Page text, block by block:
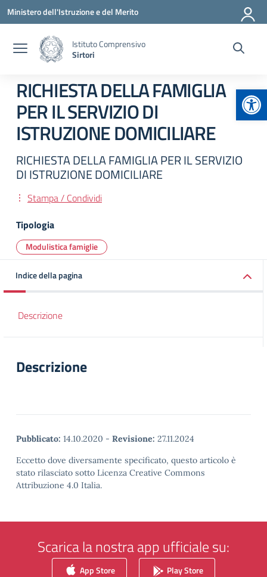
Vai ai contenuti
Vai al menu di navigazione
Vai al footer
Ministero dell'Istruzione e del Merito
Istituto Comprensivo
Sirtori
RICHIESTA DELLA FAMIGLIA
PER IL SERVIZIO DI
ISTRUZIONE DOMICILIARE
RICHIESTA DELLA FAMIGLIA PER IL SERVIZIO
DI ISTRUZIONE DOMICILIARE
Stampa / Condividi
Tipologia
Modulistica famiglie
Indice della pagina
Descrizione
Descrizione
Pubblicato: 14.10.2020 - Revisione: 27.11.2024
Eccetto dove diversamente specificato, questo articolo è
stato rilasciato sotto Licenza Creative Commons
Attribuzione 4.0 Italia.
Scarica la nostra app ufficiale su:
App Store Play Store